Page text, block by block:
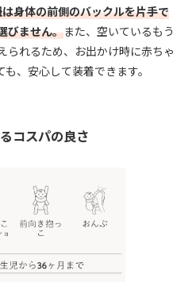
身体の前側のバックルを片手で
びません。また、空いているもう
られるため、お出かけ時に赤ちゃ
、安心して装着できます。
コスパの良さ